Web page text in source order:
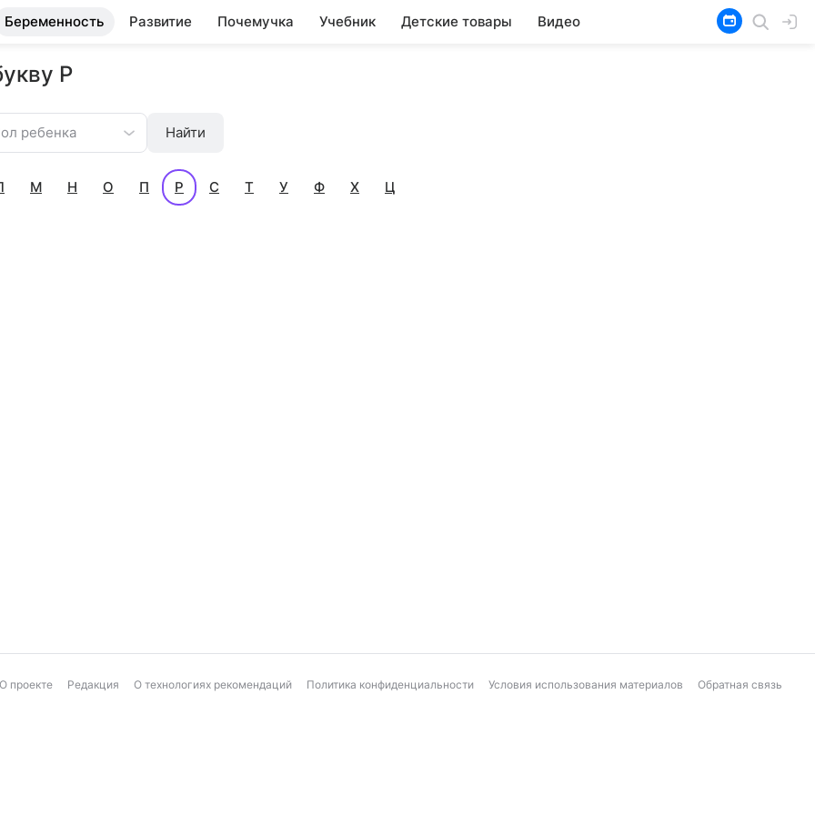
Беременность Развитие Почемучка Учебник Детские товары Видео
Р
ребенка Найти
М Н О П Р С Т У Ф Х Ц
О проекте Редакция О технологиях рекомендаций Политика конфиденциальности Условия использования материалов Обратная связь